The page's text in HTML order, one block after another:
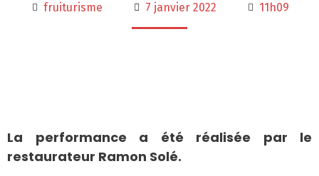
fruiturisme 7 janvier 2022 11h09
La performance a été réalisée par le
restaurateur Ramon Solé.